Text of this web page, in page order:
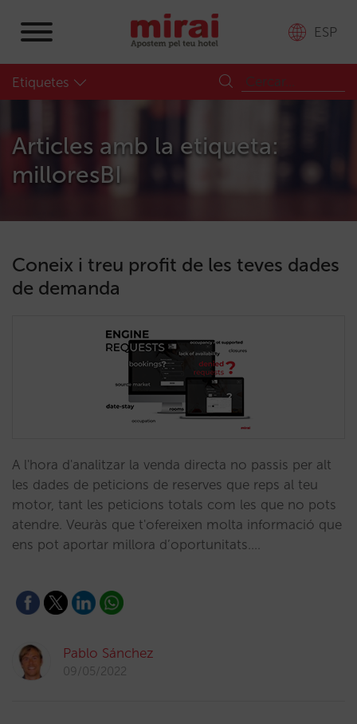
ESP
Etiquetes
Articles amb la etiqueta:
milloresBI
Coneix i treu profit de les teves dades
de demanda
A l'hora d'analitzar la venda directa no passis per alt
les dades de peticions de reserves que reps al teu
motor, tant les peticions totals com les que no pots
atendre. Veuràs que t'ofereixen molta informació que
ens pot aportar millora d’oportunitats.…
Pablo Sánchez
09/05/2022